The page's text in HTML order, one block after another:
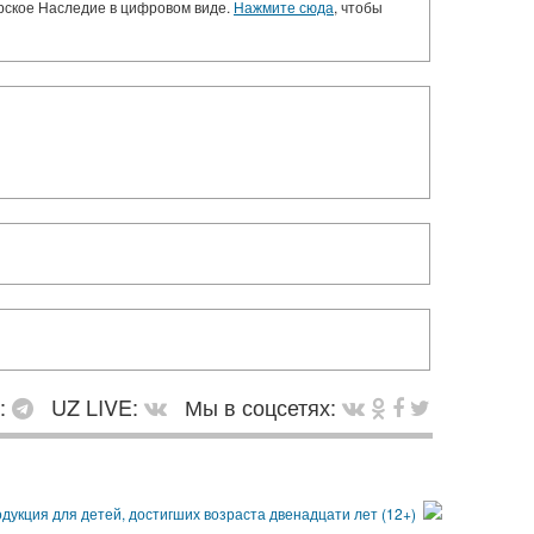
Наследие в цифровом виде. Нажмите сюда, чтобы
UZ LIVE:
Мы в соцсетях: